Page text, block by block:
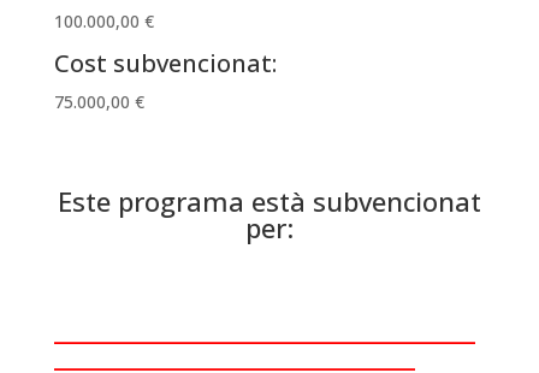
100.000,00 €
Cost subvencionat:
75.000,00 €
Este programa està subvencionat
per:
______________________________